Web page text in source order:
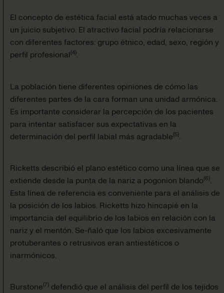
El concepto de estética facial está atado muchas veces a
un juicio subjetivo. El atractivo facial podría relacionarse
con diferentes factores: grupo étnico, edad, sexo, región y
perfil profesional(4).
La población tiene diferentes opiniones de cómo las
diferentes partes de la cara forman una unidad armónica.
Es importante considerar la percepción de los pacientes
para intentar satisfacer sus expectativas en la
determinación del perfil labial más agradable(5).
Ricketts describió el plano estético como una línea que se
extiende desde la punta de la nariz a pogonion blando(6).
Esta línea de referencia es conveniente para el análisis de
la posición de los labios. Ricketts hizo hincapié en la
importancia del equilibrio de los labios en relación con la
nariz y el mentón. Se-ñaló que los labios excesivamente
protuberantes o retrusivos eran antiestéticos o
inarmónicos.
Burstone(7) defendió que el análisis del perfil de los tejidos